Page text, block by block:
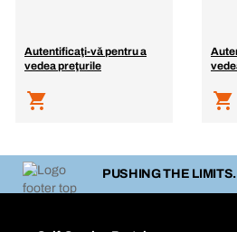
Autentificaţi-vă pentru a
vedea preţurile
PUSHING THE LIMITS.